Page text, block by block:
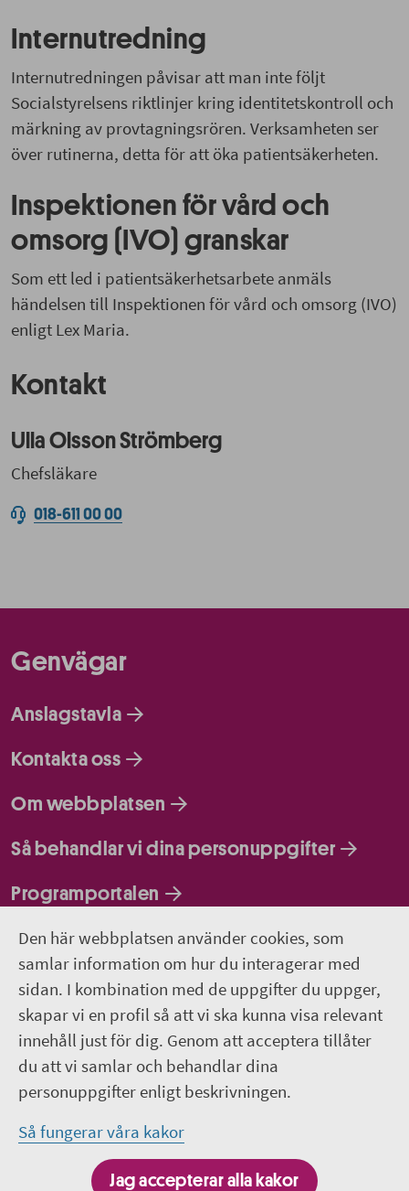
Den här webbplatsen använder cookies, som
samlar information om hur du interagerar med
sidan. I kombination med de uppgifter du uppger,
skapar vi en profil så att vi ska kunna visa relevant
innehåll just för dig. Genom att acceptera tillåter
du att vi samlar och behandlar dina
personuppgifter enligt beskrivningen.
Så fungerar våra kakor
Jag accepterar alla kakor
Internutredning
Internutredningen påvisar att man inte följt
Socialstyrelsens riktlinjer kring identitetskontroll och
märkning av provtagningsrören. Verksamheten ser
över rutinerna, detta för att öka patientsäkerheten.
Inspektionen för vård och
omsorg (IVO) granskar
Som ett led i patientsäkerhetsarbete anmäls
händelsen till Inspektionen för vård och omsorg (IVO)
enligt Lex Maria.
Kontakt
Ulla Olsson Strömberg
Chefsläkare
018-611 00 00
Genvägar
Anslagstavla
Kontakta oss
Om webbplatsen
Så behandlar vi dina personuppgifter
Programportalen
Följ oss
Lediga jobb
Pressrum
Facebook
Jobba hos oss - Facebook